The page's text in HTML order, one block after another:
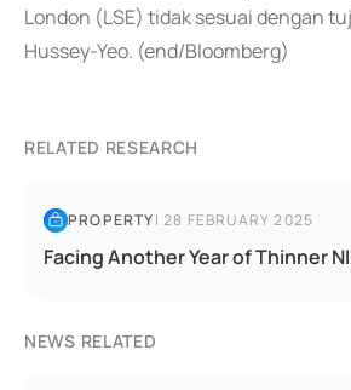
London (LSE) tidak sesuai dengan
Hussey-Yeo. (end/Bloomberg)
RELATED RESEARCH
PROPERTY|28 FEBRUARY 2025
Facing Another Year of Thinner
NEWS RELATED